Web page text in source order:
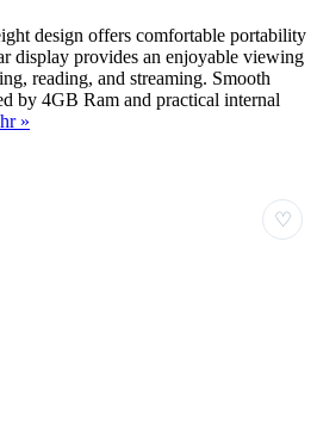
design offers comfortable portability
display provides an enjoyable viewing
reading, and streaming. Smooth
by 4GB Ram and practical internal
»
♡